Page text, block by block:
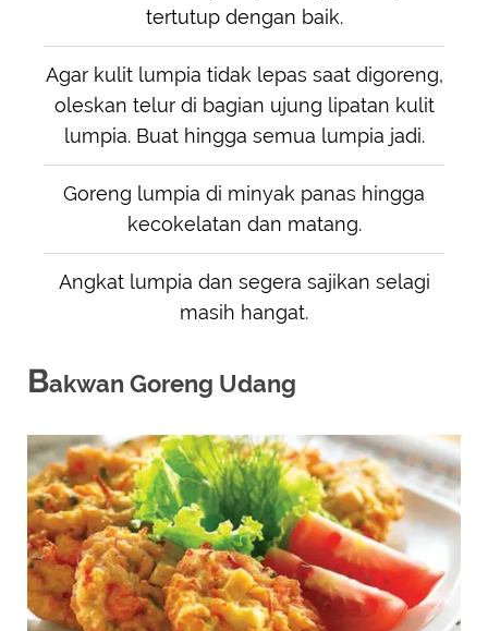
tertutup dengan baik.
Agar kulit lumpia tidak lepas saat digoreng,
oleskan telur di bagian ujung lipatan kulit
lumpia. Buat hingga semua lumpia jadi.
Goreng lumpia di minyak panas hingga
kecokelatan dan matang.
Angkat lumpia dan segera sajikan selagi
masih hangat.
Bakwan Goreng Udang